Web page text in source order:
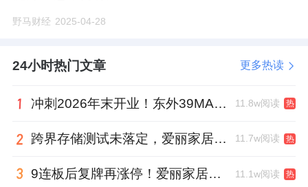
野马财经 2025-04-28
24小时热门文章 更多热读
冲刺2026年末开业！东外39MALL全球招商启幕，重构东直门商圈格局 11.8w阅读 热
跨界存储测试未落定，爱丽家居复牌前自揭多重风险 11.7w阅读 热
9连板后复牌再涨停！爱丽家居市盈率318倍，跨界收购案尚未落地 11.1w阅读 热